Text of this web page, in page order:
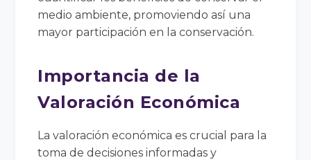
medio ambiente, promoviendo así una
mayor participación en la conservación.
Importancia de la
Valoración Económica
La valoración económica es crucial para la
toma de decisiones informadas y